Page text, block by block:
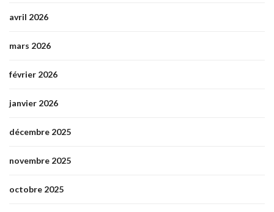
avril 2026
mars 2026
février 2026
janvier 2026
décembre 2025
novembre 2025
octobre 2025